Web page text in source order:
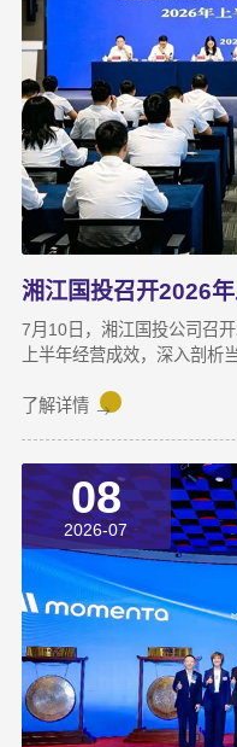
湘江国投召开2026
7月10日，湘江国投公司召
上半年经营成效，深入剖析
年。湘江集团党委副书记宋
了上半年业务拓展、指标完
结合分管领域，交流工作思
共识，为下半年协同作战夯
半年公司经营效益稳中有升
27.6%；利润总额达1.26亿
续向好，金融资产浮盈实现
能力的支撑作用进一步增强
局初步形成；直投项目储备
展；湘江基金小镇二期克服
收；数据运营、商业保理转
与大学生创新创业支持工作
了解详情
08
2026-07